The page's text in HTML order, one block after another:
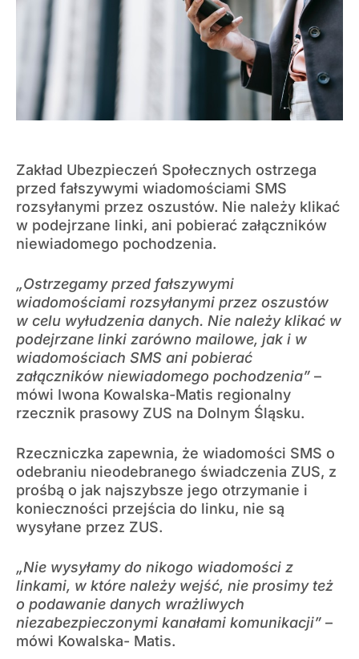
Zakład Ubezpieczeń Społecznych ostrzega
przed fałszywymi wiadomościami SMS
rozsyłanymi przez oszustów. Nie należy klikać
w podejrzane linki, ani pobierać załączników
niewiadomego pochodzenia.
„Ostrzegamy przed fałszywymi
wiadomościami rozsyłanymi przez oszustów
w celu wyłudzenia danych. Nie należy klikać w
podejrzane linki zarówno mailowe, jak i w
wiadomościach SMS ani pobierać
załączników niewiadomego pochodzenia” –
mówi Iwona Kowalska-Matis regionalny
rzecznik prasowy ZUS na Dolnym Śląsku.
Rzeczniczka zapewnia, że wiadomości SMS o
odebraniu nieodebranego świadczenia ZUS, z
prośbą o jak najszybsze jego otrzymanie i
konieczności przejścia do linku, nie są
wysyłane przez ZUS.
„Nie wysyłamy do nikogo wiadomości z
linkami, w które należy wejść, nie prosimy też
o podawanie danych wrażliwych
niezabezpieczonymi kanałami komunikacji” –
mówi Kowalska- Matis.